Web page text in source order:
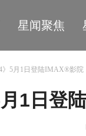
星闻聚焦
》5月1日登陆IMAX®影院
月1日登